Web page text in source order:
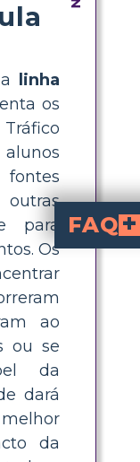
linha
os
para
Os
ao
ou se
da
dará
da
FAQ